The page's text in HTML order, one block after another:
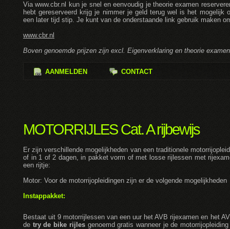
Via www.cbr.nl kun je snel en eenvoudig je theorie examen
hebt gereserveerd krijg je nimmer je geld terug wel is het mogelijk
een later tijd stip. Je kunt van de onderstaande link gebruik maken
www.cbr.nl
Boven genoemde prijzen zijn excl. Eigenverklaring en theorie examen
AANMELDEN CONTACT
MOTORRIJLES Cat. A rijbewijs
Er zijn verschillende mogelijkheden van een traditionele
of in 1 of 2 dagen, in pakket vorm of met losse rijlessen met
een rijtje:
Motor: Voor de motorrijopleidingen zijn er de volgende mogelijkheden
Instappakket:
Bestaat uit 9 motorrijlessen van een uur het AVB rijexamen en het
de try de bike rijlesgenoemd gratis wanneer je de